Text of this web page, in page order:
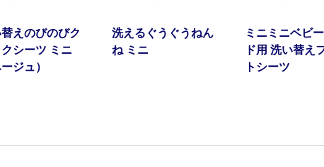
えのびのびク
シーツ ミニ
ージュ）
洗えるぐうぐうねん
ね ミニ
ミニミニベビ
ド用 洗い替え
トシーツ